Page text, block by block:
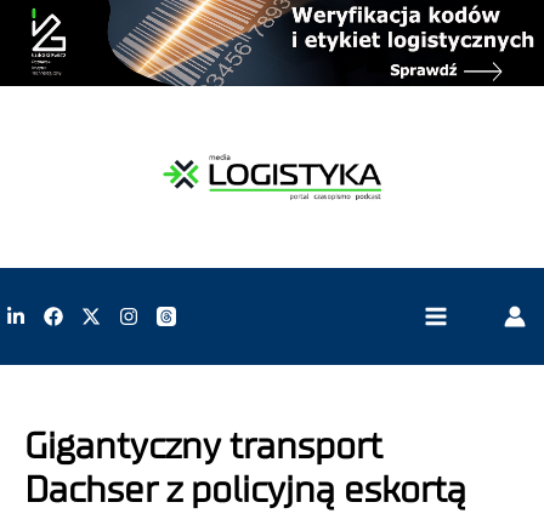
Gigantyczny transport
Dachser z policyjną eskortą